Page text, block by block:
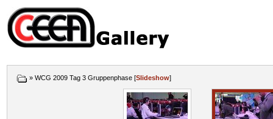
» WCG 2009 Tag 3 Gruppenphase [Slideshow]